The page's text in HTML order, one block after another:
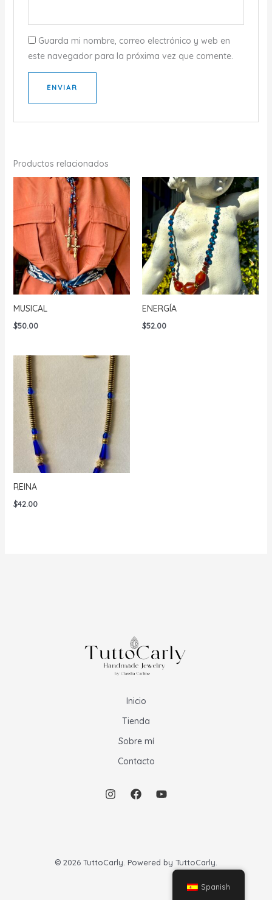
Guarda mi nombre, correo electrónico y web en
este navegador para la próxima vez que comente.
Productos relacionados
MUSICAL
$50.00
ENERGÍA
$52.00
REINA
$42.00
Inicio
Tienda
Sobre mí
Contacto
© 2026 TuttoCarly. Powered by TuttoCarly.
Spanish